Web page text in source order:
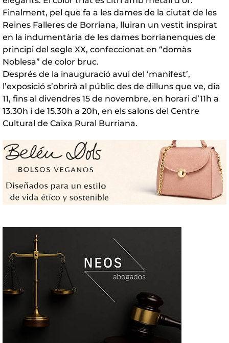
Finalment, pel que fa a les dames de la ciutat de les
Reines Falleres de Borriana, lluiran un vestit inspirat
en la indumentària de les dames borrianenques de
principi del segle XX, confeccionat en “domàs
Noblesa” de color bruc.
Després de la inauguració avui del ‘manifest’,
l’exposició s’obrirà al públic des de dilluns que ve, dia
11, fins al divendres 15 de novembre, en horari d’11h a
13.30h i de 15.30h a 20h, en els salons del Centre
Cultural de Caixa Rural Burriana.